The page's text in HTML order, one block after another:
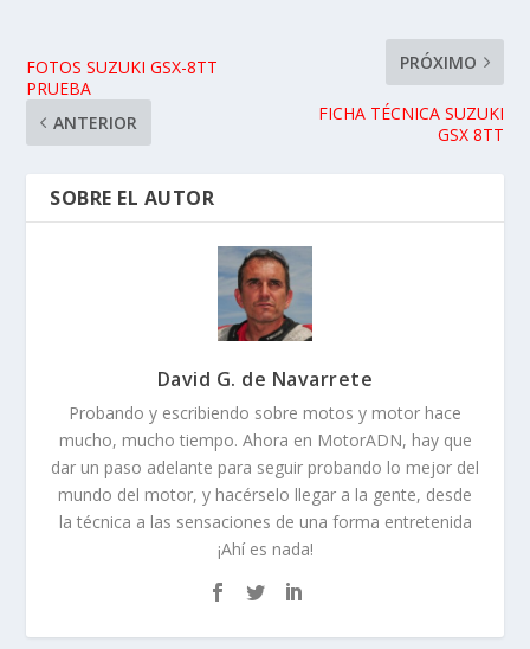
FOTOS SUZUKI GSX-8TT
PRUEBA
ANTERIOR
PRÓXIMO
FICHA TÉCNICA SUZUKI
GSX 8TT
SOBRE EL AUTOR
David G. de Navarrete
Probando y escribiendo sobre motos y motor hace
mucho, mucho tiempo. Ahora en MotorADN, hay que
dar un paso adelante para seguir probando lo mejor del
mundo del motor, y hacérselo llegar a la gente, desde
la técnica a las sensaciones de una forma entretenida
¡Ahí es nada!